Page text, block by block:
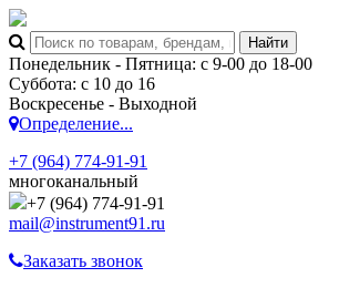
Понедельник - Пятница: с 9-00 до 18-00
Суббота: с 10 до 16
Воскресенье - Выходной
Определение...
+7 (964) 774-91-91
многоканальный
+7 (964) 774-91-91
mail@instrument91.ru
Заказать звонок